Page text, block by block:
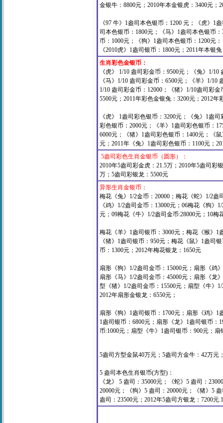
金银牛：8800元；2010年本金银虎：3400元；
《97 牛》1盎司本色银币：1200 元；《虎》1
司本色银币：1800元；《马》1盎司本色银币
币：1000元；《狗》1盎司本色银币：1200元
《2010虎》1盎司银币：1800元；2011年本银
生肖彩色金银币：
《虎》 1/10 盎司彩金币：9500元；《兔》1/
《马》1/10 盎司彩金币：6500元；《羊》1/
1/10 盎司彩金币：12000；《猪》1/10盎司彩
5500元；2011年彩色金银兔：3200元； 2012年
《虎》 1盎司彩色银币：3200元；《兔》1盎
彩色银币：2000元；《羊》1盎司彩色银币：
6000元；《猪》1盎司彩色银币：1400元；《
元；2011年《兔》1盎司彩色银币：1100元；
5盎司彩色生肖金银币（圆形）：
2010年5盎司彩金虎：21.5万；2010年5盎司彩
万；5盎司彩银龙：5500元
异形生肖金银币：
梅花《兔》1/2金币：20000；梅花《蛇》1/2盎
《鸡》1/2盎司金币：13000元；06梅花《狗
元；09梅花《牛》1/2盎司金币:28000元；10
梅花《羊》1盎司银币：3000元；梅花《猴》1
《猪》1盎司银币：950元；梅花《鼠》1盎司
币：1300元； 2012年梅花银龙：1650元
扇形《狗》1/2盎司金币：15000元；扇形《鸡
扇形《马》1/2盎司金币：45000元；扇形《龙
型《猪》1/2盎司金币：15500元；扇型《牛》
2012年扇形金银龙：6550元；
扇形《狗》1盎司银币：1700元；扇形《鸡》
1盎司银币：6800元；扇形《龙》1盎司银币：
币:1000元；扇型《牛》1盎司银币：900元；
5盎司方型金鼠40万元；5盎司方金牛：42万
5 盎司本色生肖银币(方型)：
《龙》 5 盎司：35000元；《蛇》5 盎司：
20000元；《狗》5 盎司：20000元；《猪》5
盎司：23500元； 2012年5盎司方银龙：7200元